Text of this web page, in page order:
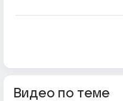
Видео по теме